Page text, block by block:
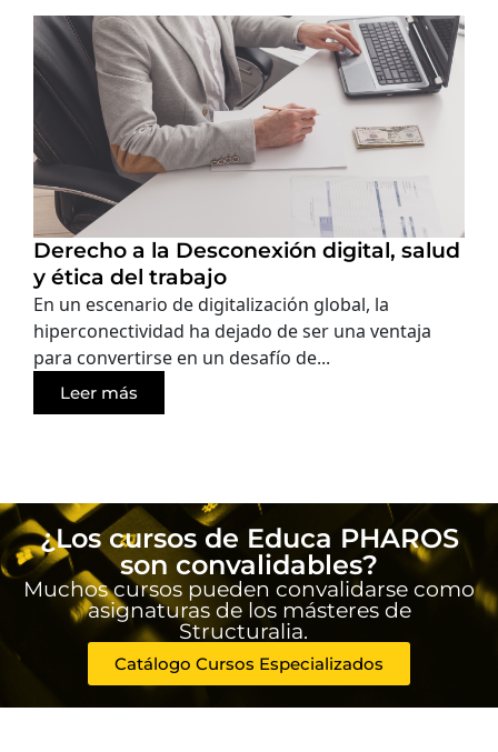
Derecho a la Desconexión digital, salud
y ética del trabajo
En un escenario de digitalización global, la
hiperconectividad ha dejado de ser una ventaja
para convertirse en un desafío de...
Leer más
¿Los cursos de Educa PHAROS
son convalidables?
Muchos cursos pueden convalidarse como
asignaturas de los másteres de
Structuralia.
Catálogo Cursos Especializados